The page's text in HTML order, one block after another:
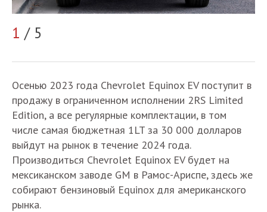
1 / 5
Осенью 2023 года Chevrolet Equinox EV поступит в
продажу в ограниченном исполнении 2RS Limited
Edition, а все регулярные комплектации, в том
числе самая бюджетная 1LT за 30 000 долларов
выйдут на рынок в течение 2024 года.
Производиться Chevrolet Equinox EV будет на
мексиканском заводе GM в Рамос-Ариспе, здесь же
собирают бензиновый Equinox для американского
рынка.